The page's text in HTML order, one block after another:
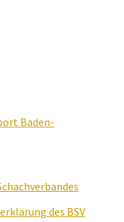
Baden-
des BSV